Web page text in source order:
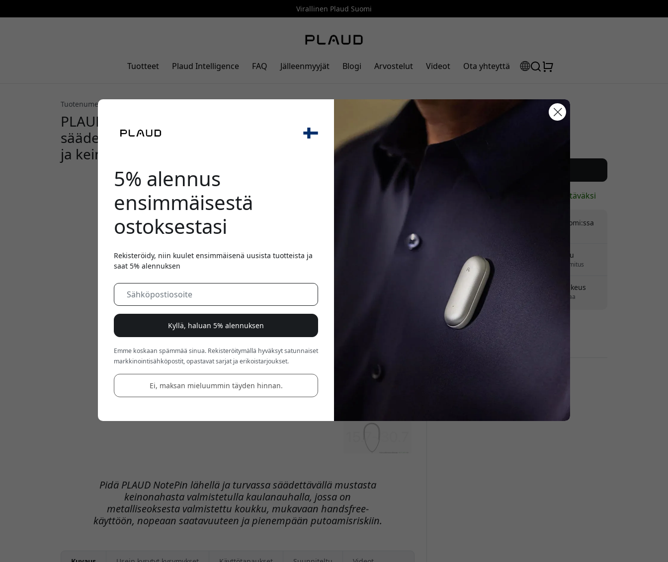
Virallinen Plaud Suomi
Tuotteet Plaud Intelligence FAQ Jälleenmyyjät Blogi Arvostelut Videot Ota yhteyttä
Tuotenumero: NP-AC-Lanyard1
PLAUD NotePin kaulanauha AI-äänitallentimelle,
säädettävällä pituudella, varmalla koukkukiinnityksellä
ja keinonahalla - Musta
Pidä PLAUD NotePin lähellä ja turvassa säädettävällä mustasta
keinonahasta valmistetulla kaulanauhalla, jossa on
metalliseoksesta valmistettu koukku, mukavaan handsfree-
käyttöön, nopeaan saatavuuteen ja pienempään putoamisriskiin.
Suositeltava hinta
Varastossa - valmiina lähetettäväksi
Toimitus 9.99 EUR:ssa Suomi:ssa
Toimitus 7-11 elokuu
Nopea ja jäljitettävä toimitus
30 päivän palautusoikeus
Helppo palautus - ei vaivaa
Turvalliset maksut salauksella
5% alennus
ensimmäisestä
ostoksestasi
Rekisteröidy, niin kuulet ensimmäisenä uusista tuotteista ja
saat 5% alennuksen
Kyllä, haluan 5% alennuksen
Emme koskaan spämmää sinua. Rekisteröitymällä hyväksyt satunnaiset
markkinointisähköpostit, opastavat sarjat ja erikoistarjoukset.
Ei, maksan mieluummin täyden hinnan.
🎉 Alennuskoodisi:
Käytä tätä koodia kassalla saadaksesi 5% alennuksen.